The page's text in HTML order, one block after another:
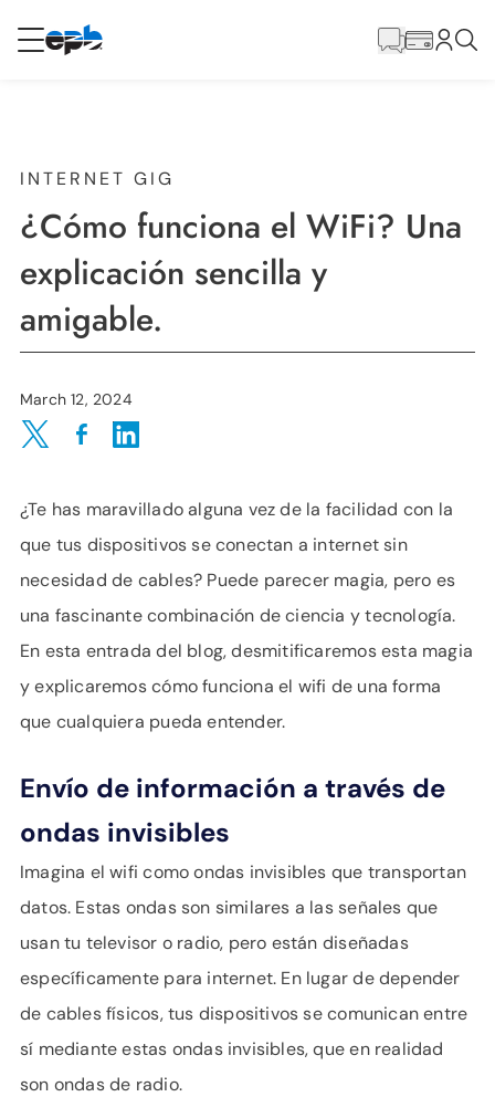
Internet
Energía
Televisión
APOYO
IDIOMA
principal
INTERNET GIG
¿Cómo funciona el WiFi? Una
explicación sencilla y
amigable.
March 12, 2024
Share on Twitter
Share on Facebook
Share on LinkedIn
¿Te has maravillado alguna vez de la facilidad con la
que tus dispositivos se conectan a internet sin
necesidad de cables? Puede parecer magia, pero es
una fascinante combinación de ciencia y tecnología.
En esta entrada del blog, desmitificaremos esta magia
y explicaremos cómo funciona el wifi de una forma
que cualquiera pueda entender.
Envío de información a través de
ondas invisibles
Imagina el wifi como ondas invisibles que transportan
datos. Estas ondas son similares a las señales que
usan tu televisor o radio, pero están diseñadas
específicamente para internet. En lugar de depender
de cables físicos, tus dispositivos se comunican entre
sí mediante estas ondas invisibles, que en realidad
son ondas de radio.